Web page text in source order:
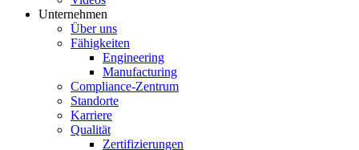
Unternehmen
Über uns
Fähigkeiten
Engineering
Manufacturing
Compliance-Zentrum
Standorte
Karriere
Qualität
Zertifizierungen